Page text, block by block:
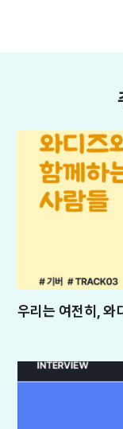
우리는 여전히, 와